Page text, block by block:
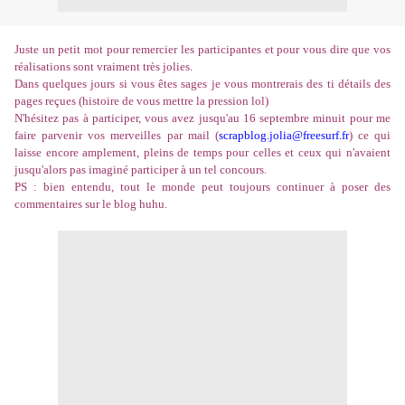
Juste un petit mot pour remercier les participantes et pour vous dire que vos
réalisations sont vraiment très jolies.
Dans quelques jours si vous êtes sages je vous montrerais des ti détails des
pages reçues (histoire de vous mettre la pression lol)
N'hésitez pas à participer, vous avez jusqu'au 16 septembre minuit pour me
faire parvenir vos merveilles par mail (scrapblog.jolia@freesurf.fr) ce qui
laisse encore amplement, pleins de temps pour celles et ceux qui n'avaient
jusqu'alors pas imaginé participer à un tel concours.
PS : bien entendu, tout le monde peut toujours continuer à poser des
commentaires sur le blog huhu.